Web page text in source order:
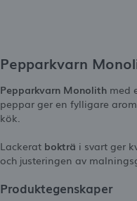
Pepparkvarn
Pepparkvarn Monolithmed
peppar ger en fylligare
kök.
Lackerat bokträ i svart ger
och justeringen av
Produktegenskaper